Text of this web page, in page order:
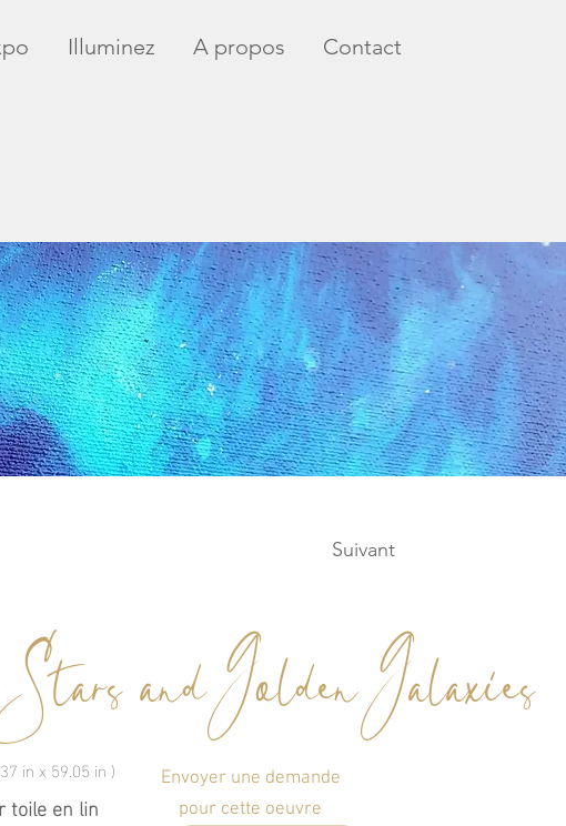
Illuminez A propos Contact
Suivant
and Golden Galaxies
in x 59.05 in )
toile en lin
Envoyer une demande
pour cette oeuvre